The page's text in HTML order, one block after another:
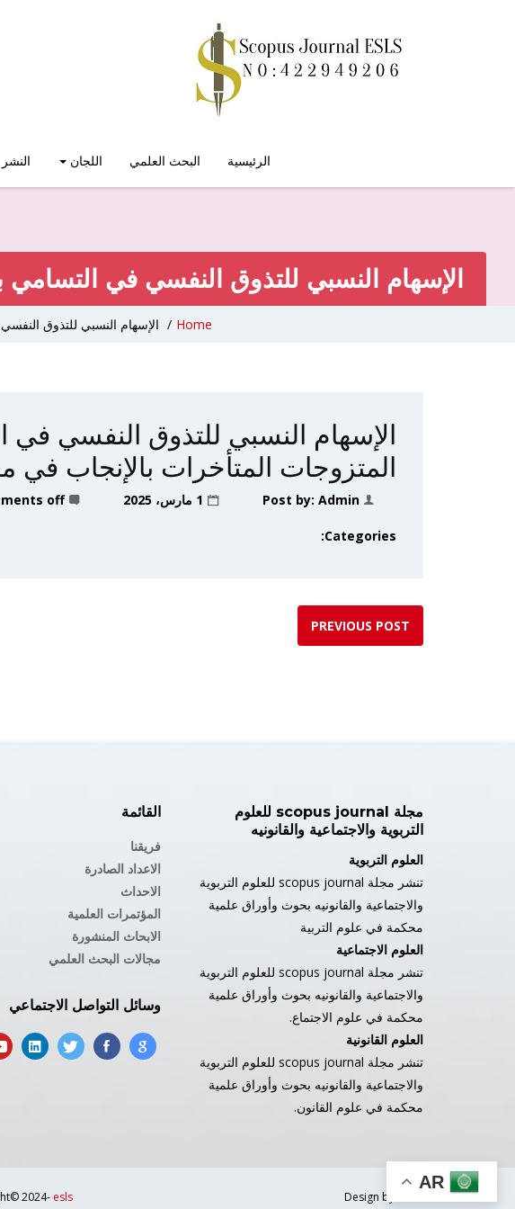
الرئيسية البحث العلمي اللجان
الإسهام النسبي للتذوق النفسي في
Home
/ الإسهام النسبي للتذوق
الإسهام النسبي للتذوق النفسي في
المتزوجات المتأخرات بالإنجاب
Post by: Admin 1 مارس، 2025 off
Categories:
PREVIOUS POST
القائمة
فريقنا
الاعداد الصادرة
الاحداث
المؤتمرات العلمية
الابحاث المنشورة
مجالات البحث العلمي
وسائل التواصل الاجتماعي
مجلة scopus journal للعلوم
التربوية والاجتماعية والقانونيه
العلوم التربوية
تنشر مجلة scopus journal للعلوم التربوية
والاجتماعية والقانونيه بحوث وأوراق علمية
محكمة في علوم التربية
العلوم الاجتماعية
تنشر مجلة scopus journal للعلوم التربوية
والاجتماعية والقانونيه بحوث وأوراق علمية
محكمة في علوم الاجتماع.
العلوم القانونية
تنشر مجلة scopus journal للعلوم التربوية
والاجتماعية والقانونيه بحوث وأوراق علمية
محكمة في علوم القانون.
2024- esls Design by:
AR